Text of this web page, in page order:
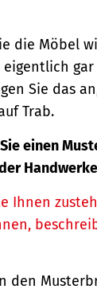
die Möbel
Sie das
Trab.
einen
Ihnen
den